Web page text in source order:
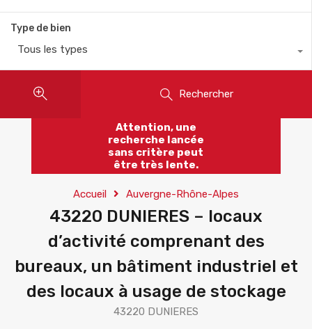
Type de bien
Tous les types
Rechercher
Attention, une
recherche lancée
sans critère peut
être très lente.
Accueil Auvergne-Rhône-Alpes
43220 DUNIERES – locaux
d’activité comprenant des
bureaux, un bâtiment industriel et
des locaux à usage de stockage
43220 DUNIERES